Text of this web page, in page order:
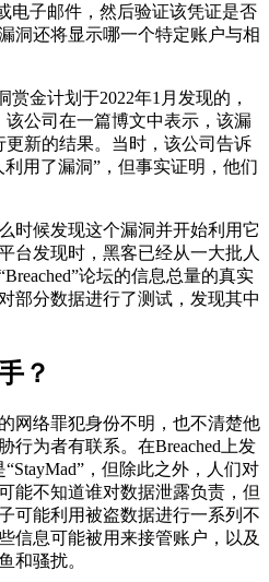
电子邮件，然后验证该凭证是否
洞还将显示哪一个特定账户与相
金计划于2022年1月发现的，
公司在一篇博文中表示，该漏
更新的结果。当时，该公司告诉
用了漏洞”，但事实证明，他们
时候发现这个漏洞并开始利用它
台发现时，黑客已经从一大批人
论坛的信息总量的真实
部分数据进行了测试，发现其中
？
网络罪犯身份不明，也不清楚他
行为者有联系。在Breached上发
，但除此之外，人们对
能不知道谁对数据泄露负责，但
可能利用被盗数据进行一系列不
信息可能被用来接管账户，以及
和骚扰。